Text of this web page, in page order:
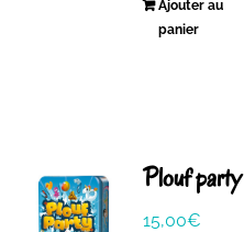
Ajouter au
panier
Plouf party
15,00€